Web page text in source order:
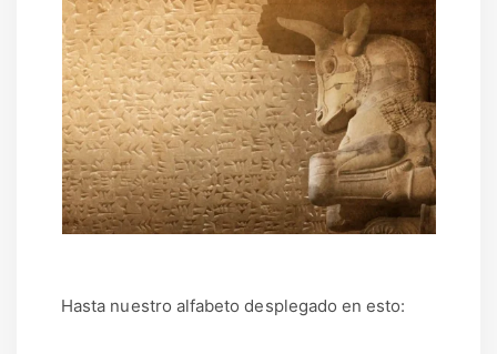
Hasta nuestro alfabeto desplegado en esto: